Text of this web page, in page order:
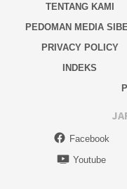
TENTANG KAMI
PEDOMAN MEDIA
PRIVACY POLICY
INDEKS
Facebook
Youtube